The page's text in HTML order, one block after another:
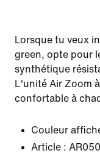
Lorsque tu veux
green, opte pour
synthétique
L'unité Air Zoom
confortable à
Couleur
Article :